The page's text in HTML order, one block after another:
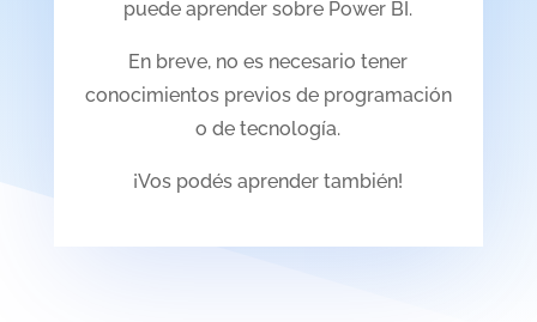
puede aprender sobre Power BI.
En breve, no es necesario tener
conocimientos previos de programación
o de tecnología.
¡Vos podés aprender también!